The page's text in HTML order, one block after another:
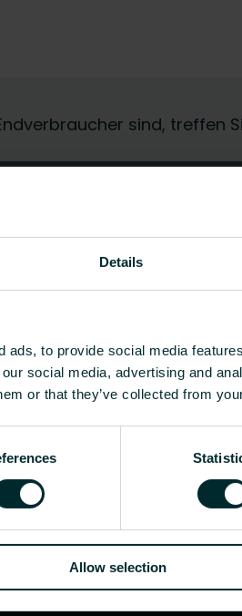
Details
ads, to provide social media
social media, advertising and
or that they’ve collected from
Allow selection
sind, treffen